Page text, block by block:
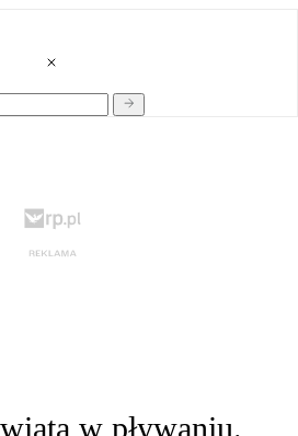
w pływaniu.